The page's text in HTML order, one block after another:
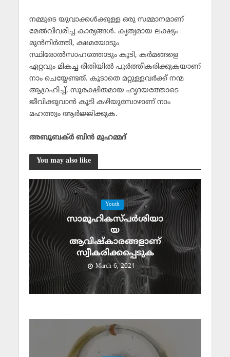
നമ്മുടെ യുവാക്കള്‍ക്കുള്ള ഒരു സമ്മാനമാണ്
മേല്‍വിവരിച്ച കാര്യങ്ങള്‍. കൃത്യമായ ലക്ഷ്യം
മുന്‍നിര്‍ത്തി, ക്ഷമയോടും
സ്ഥിരോല്‍സാഹത്തോടും കൂടി, കര്‍മങ്ങളെ
ഏറ്റവും മികച്ച രീതിയില്‍ പൂര്‍ത്തീകരിക്കുകയാണ്
നാം ചെയ്യേണ്ടത്. കൂടാതെ മറ്റുള്ളവര്‍ക്ക് നന്മ
ആഗ്രഹിച്ച്, സുരക്ഷിതമായ ഹൃദയത്തോടെ
ജീവിക്കുവാന്‍ കൂടി കഴിയുമ്പോഴാണ് നാം
മഹത്ത്വം ആര്‍ജ്ജിക്കുക.
അബൂബക്ര്‍ ബിന്‍ മുഹമ്മദ്
You may also like
Youth
സാമൂഹികസ്പര്‍ശിയാ
യ
ആവിഷ്‌കാരങ്ങളാണ്
സ്വീകരിക്കപ്പെടുക
March 6, 2021